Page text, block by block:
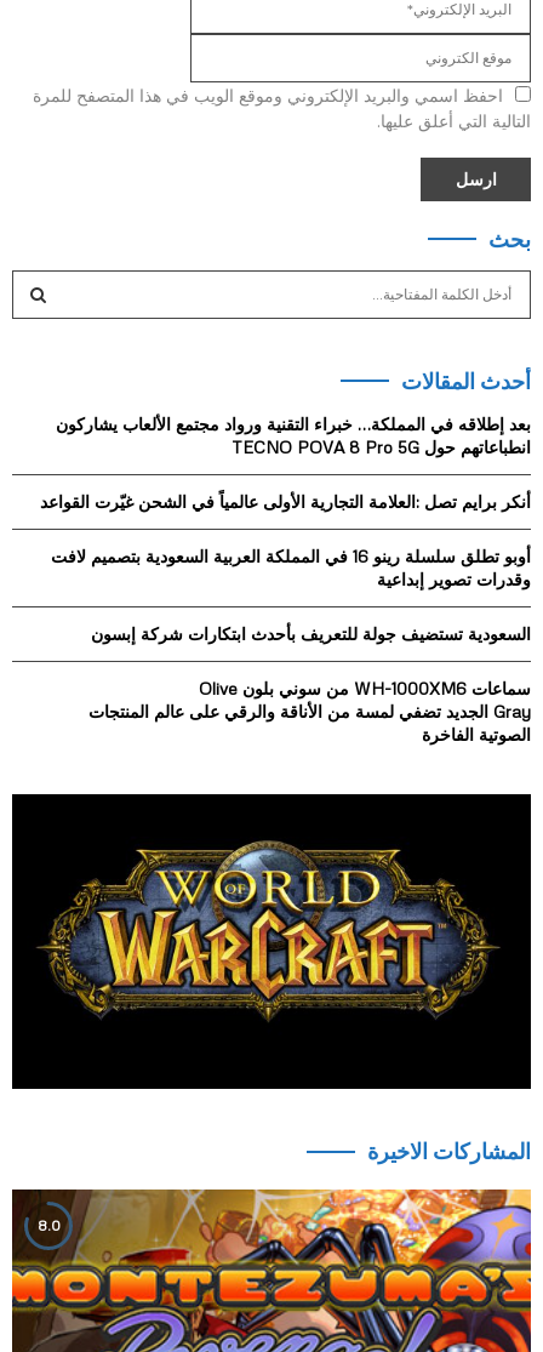
احفظ اسمي والبريد الإلكتروني وموقع الويب في هذا المتصفح للمرة
التالية التي أعلق عليها.
بحث
c
f
r
:
C
أحدث المقالات
بعد إطلاقه في المملكة… خبراء التقنية ورواد مجتمع الألعاب يشاركون
انطباعاتهم حول TECNO POVA 8 Pro 5G
أنكر برايم تصل :العلامة التجارية الأولى عالمياً في الشحن غيّرت القواعد
أوبو تطلق سلسلة رينو 16 في المملكة العربية السعودية بتصميم لافت
وقدرات تصوير إبداعية
السعودية تستضيف جولة للتعريف بأحدث ابتكارات شركة إبسون
سماعات WH-1000XM6 من سوني بلون Olive
Gray الجديد تضفي لمسة من الأناقة والرقي على عالم المنتجات
الصوتية الفاخرة
المشاركات الاخيرة
8.0